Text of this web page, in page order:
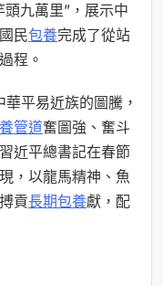
九萬里”，展示中
民包養完成了從站
程。
平易近族的圖騰，
管道奮圖強、奮斗
近平總書記在春節
，以龍馬精神、魚
貢長期包養獻，配